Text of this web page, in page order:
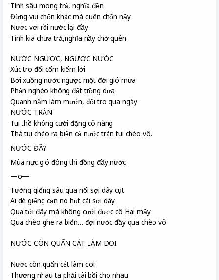
Tình sâu mong trả, nghĩa đền
Đừng vui chốn khác mà quên chốn nầy
Nước vơi rồi nước lại đầy
Tình kia chưa trả,nghĩa nầy chớ quên
NƯỚC NGƯỢC, NGƯỢC NƯỚC
Xúc tro đổi cốm kiếm lời
Bơi xuồng nước ngược một đời gió mưa
Phận nghèo không đất trồng dưa
Quanh năm làm mướn, đổi tro qua ngày
NƯỚC TRÀN
Tui thề không cưới đặng cô nàng
Thà tui chèo ra biển cả nước tràn tui chèo vô.
NƯỚC ĐẦY
Mùa nực gió đông thì đồng đầy nước
—o—
Tưởng giếng sâu qua nối sợi dây cụt
Ai dè giếng cạn nó hụt cái sợi dây
Qua tới đây mà không cưới được cô Hai mầy
Qua chèo ghe ra biển… đợi nước đầy qua chèo vô
NƯỚC CÒN QUẤN CÁT LÀM DOI
Nước còn quấn cát làm doi
Thương nhau ta phải tài bồi cho nhau